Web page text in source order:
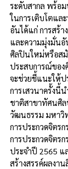
ระดับสากล พร้อ
ในการเติบโตแล
อันได้แก่ การสร้
และความมุ่งมั่นอั
ศิลปินใหม่หรือสมั
ประสบการณ์ของ
จะช่วยชี้แนะให้ป
การเสวนาครั้งนี้
ชาติสาขาทัศนศิ
วัฒนธรรม มหาวิ
การประกวดจิตร
การประกวดจิตร
ประจำปี 2565 แ
สร้างสรรค์ผลงา